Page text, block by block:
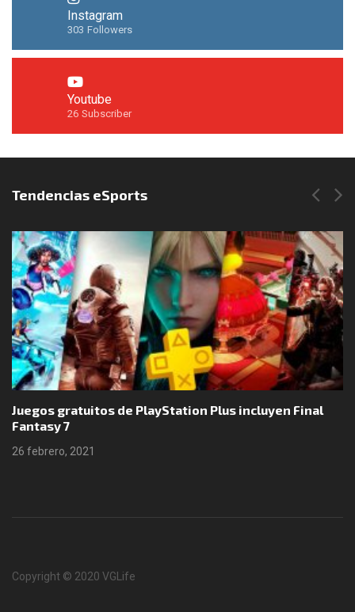
Instagram
303 Followers
Youtube
26 Subscriber
Síguenos en Instagram
Tendencias eSports
Juegos gratuitos de PlayStation Plus incluyen Final
Fantasy 7
26 febrero, 2021
Copyright © 2020 VGLife